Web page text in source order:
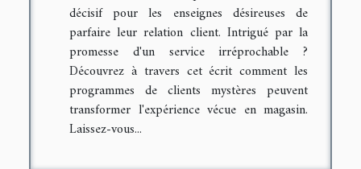
décisif pour les enseignes désireuses de
parfaire leur relation client. Intrigué par la
promesse d'un service irréprochable ?
Découvrez à travers cet écrit comment les
programmes de clients mystères peuvent
transformer l'expérience vécue en magasin.
Laissez-vous...